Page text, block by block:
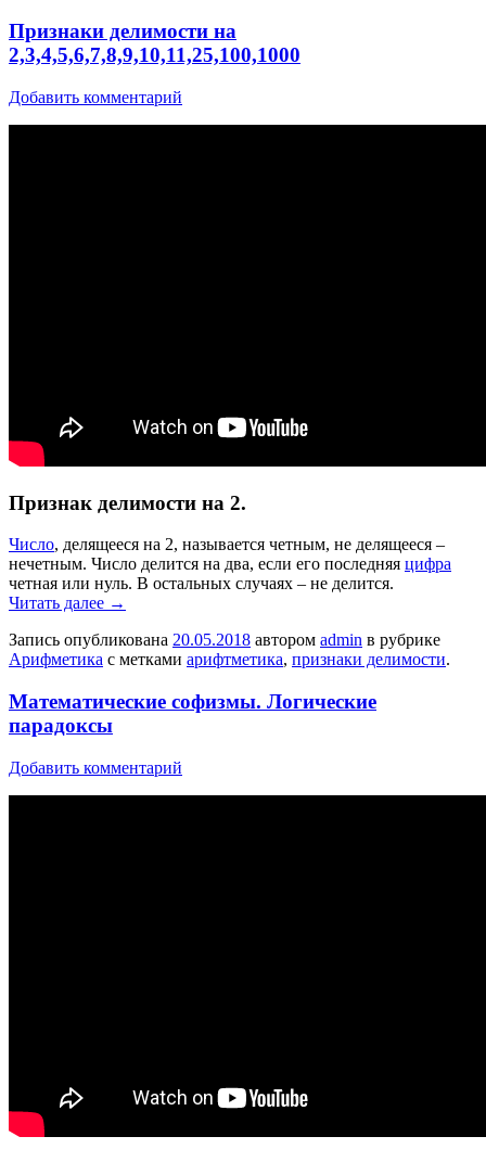
Признаки делимости на
2,3,4,5,6,7,8,9,10,11,25,100,1000
Добавить комментарий
Признак делимости на 2.
Число, делящееся на 2, называется четным, не делящееся –
нечетным. Число делится на два, если его последняя цифра
четная или нуль. В остальных случаях – не делится.
Читать далее →
Запись опубликована 20.05.2018 автором admin в рубрике
Арифметика с метками арифтметика, признаки делимости.
Математические софизмы. Логические
парадоксы
Добавить комментарий